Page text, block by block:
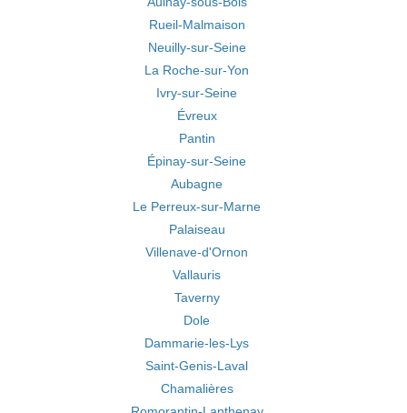
Rueil-Malmaison
Neuilly-sur-Seine
La Roche-sur-Yon
Ivry-sur-Seine
Évreux
Pantin
Épinay-sur-Seine
Aubagne
Le Perreux-sur-Marne
Palaiseau
Villenave-d'Ornon
Vallauris
Taverny
Dole
Dammarie-les-Lys
Saint-Genis-Laval
Chamalières